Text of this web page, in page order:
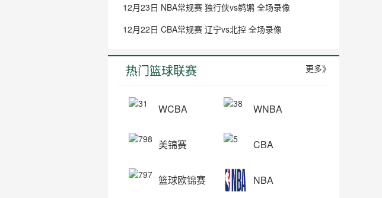
12月23日 NBA常规赛 独行侠vs鹈鹕 全场录像
12月22日 CBA常规赛 辽宁vs北控 全场录像
热门篮球联赛 更多》
WCBA WNBA
美锦赛 CBA
篮球欧锦赛 NBA